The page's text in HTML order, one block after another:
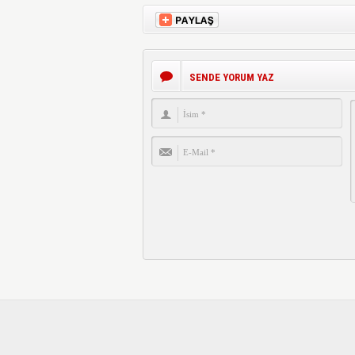
SENDE YORUM YAZ